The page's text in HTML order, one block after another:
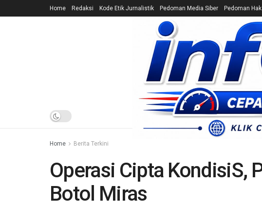
Home Redaksi Kode Etik Jurnalistik Pedoman Media Siber Pedoman
HOME NEWS CEK FAKTA
Home Berita Terkini
Operasi Cipta KondisiS,
Botol Miras